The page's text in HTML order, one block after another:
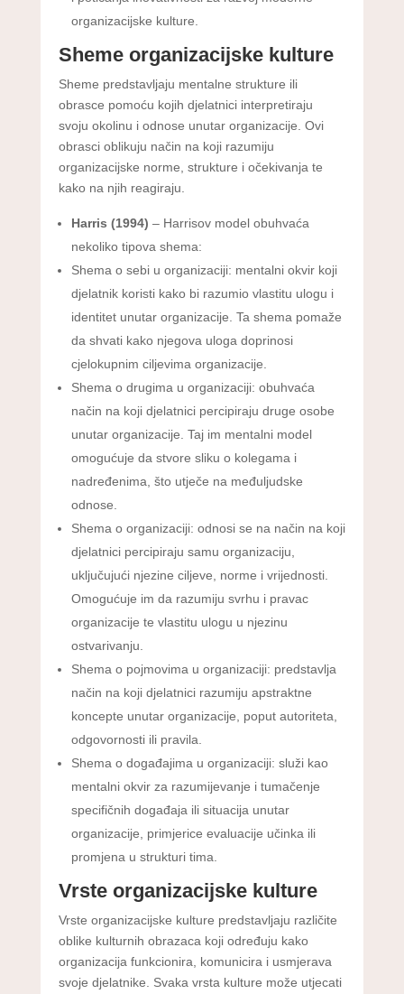
organizacijske kulture.
Sheme organizacijske kulture
Sheme predstavljaju mentalne strukture ili
obrasce pomoću kojih djelatnici interpretiraju
svoju okolinu i odnose unutar organizacije. Ovi
obrasci oblikuju način na koji razumiju
organizacijske norme, strukture i očekivanja te
kako na njih reagiraju.
Harris (1994) – Harrisov model obuhvaća
nekoliko tipova shema:
Shema o sebi u organizaciji: mentalni okvir koji
djelatnik koristi kako bi razumio vlastitu ulogu i
identitet unutar organizacije. Ta shema pomaže
da shvati kako njegova uloga doprinosi
cjelokupnim ciljevima organizacije.
Shema o drugima u organizaciji: obuhvaća
način na koji djelatnici percipiraju druge osobe
unutar organizacije. Taj im mentalni model
omogućuje da stvore sliku o kolegama i
nadređenima, što utječe na međuljudske
odnose.
Shema o organizaciji: odnosi se na način na koji
djelatnici percipiraju samu organizaciju,
uključujući njezine ciljeve, norme i vrijednosti.
Omogućuje im da razumiju svrhu i pravac
organizacije te vlastitu ulogu u njezinu
ostvarivanju.
Shema o pojmovima u organizaciji: predstavlja
način na koji djelatnici razumiju apstraktne
koncepte unutar organizacije, poput autoriteta,
odgovornosti ili pravila.
Shema o događajima u organizaciji: služi kao
mentalni okvir za razumijevanje i tumačenje
specifičnih događaja ili situacija unutar
organizacije, primjerice evaluacije učinka ili
promjena u strukturi tima.
Vrste organizacijske kulture
Vrste organizacijske kulture predstavljaju različite
oblike kulturnih obrazaca koji određuju kako
organizacija funkcionira, komunicira i usmjerava
svoje djelatnike. Svaka vrsta kulture može utjecati